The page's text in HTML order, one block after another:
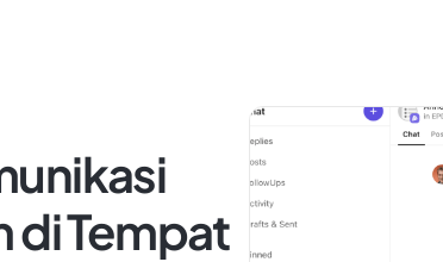
di Tempat